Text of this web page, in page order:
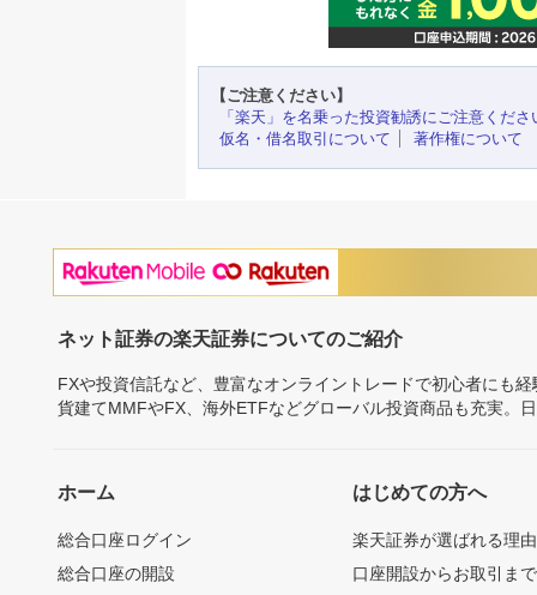
【ご注意ください】
「楽天」を名乗った投資勧誘にご注意くださ
仮名・借名取引について
著作権について
ネット証券の楽天証券についてのご紹介
FXや投資信託など、豊富なオンライントレードで初心者にも
貨建てMMFやFX、海外ETFなどグローバル投資商品も充実。
ホーム
総合口座ログイン
総合口座の開設
はじめての方へ
楽天証券が選ばれる理由
口座開設からお取引ま